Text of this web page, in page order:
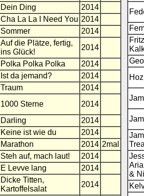
Dein Ding
2014
Cha La La I Need You 2014
Sommer
2014
Auf die Plätze, fertig,
ins Glück!
2014
Polka Polka Polka
2014
Ist da jemand?
2014
Traum
2014
1000 Sterne
2014
Darling
2014
Keine ist wie du
2014
Marathon 2014 2mal
Steh auf, mach laut!
2014
E Levve lang
2014
Dicke Titten,
Kartoffelsalat
2014
Fritz
&